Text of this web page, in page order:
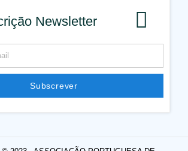
Newsletter
Subscrever